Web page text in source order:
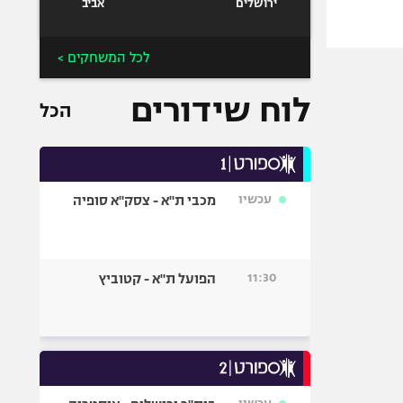
ירושלים
אביב
לכל המשחקים >
לוח שידורים הכל
עכשיו מכבי ת"א - צסק"א סופיה
11:30 הפועל ת"א - קטוביץ